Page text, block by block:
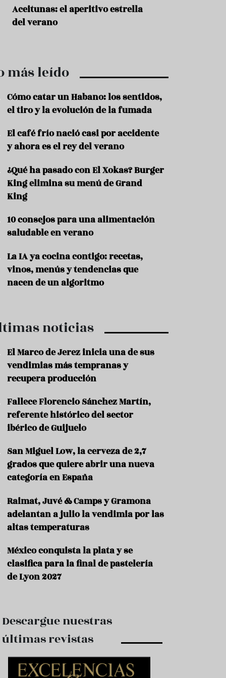
t
r
m
R
e
S
u
d
o
d
o
n
e
s
r
a
n
F
n
Aceitunas: el aperitivo estrella
del verano
más leído
Cómo catar un Habano: los sentidos,
el tiro y la evolución de la fumada
El café frío nació casi por accidente
y ahora es el rey del verano
¿Qué ha pasado con El Xokas? Burger
King elimina su menú de Grand
King
10 consejos para una alimentación
saludable en verano
La IA ya cocina contigo: recetas,
vinos, menús y tendencias que
nacen de un algoritmo
noticias
El Marco de Jerez inicia una de sus
vendimias más tempranas y
recupera producción
Fallece Florencio Sánchez Martín,
referente histórico del sector
ibérico de Guijuelo
San Miguel Low, la cerveza de 2,7
grados que quiere abrir una nueva
categoría en España
Raimat, Juvé & Camps y Gramona
adelantan a julio la vendimia por las
altas temperaturas
México conquista la plata y se
clasifica para la final de pastelería
de Lyon 2027
Descargue nuestras
últimas revistas